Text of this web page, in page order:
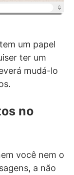
um papel
ter um
mudá-lo
no
você nem o
a não